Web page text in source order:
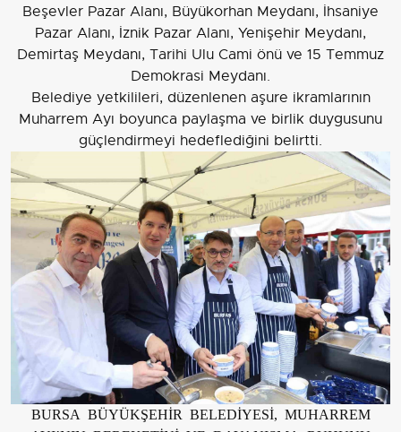
Beşevler Pazar Alanı, Büyükorhan Meydanı, İhsaniye
Pazar Alanı, İznik Pazar Alanı, Yenişehir Meydanı,
Demirtaş Meydanı, Tarihi Ulu Cami önü ve 15 Temmuz
Demokrasi Meydanı.
Belediye yetkilileri, düzenlenen aşure ikramlarının
Muharrem Ayı boyunca paylaşma ve birlik duygusunu
güçlendirmeyi hedeflediğini belirtti.
BURSA BÜYÜKŞEHİR BELEDİYESİ, MUHARREM